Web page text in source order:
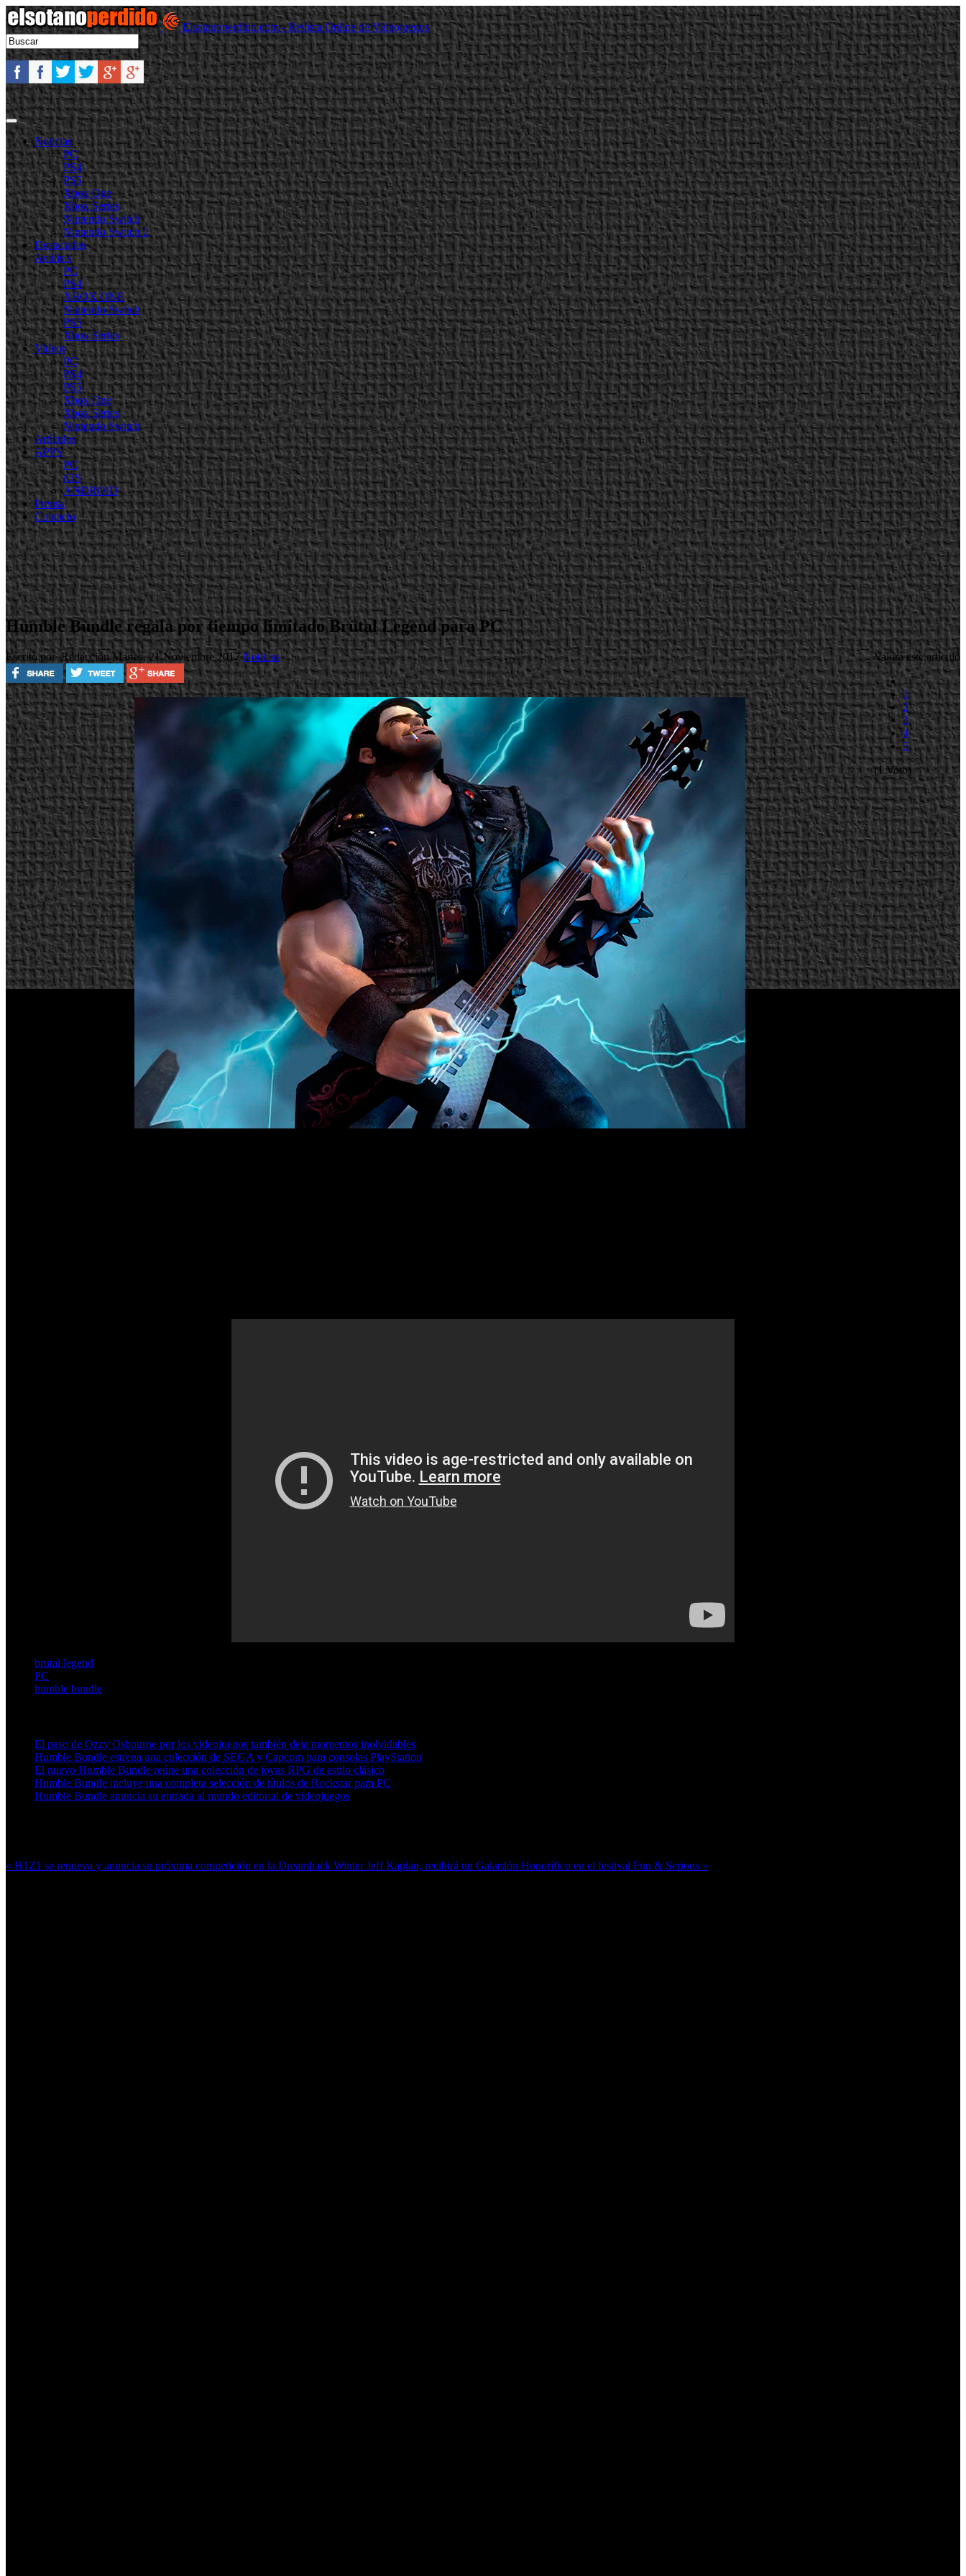
Elsotanoperdido.com - Revista Online de Videojuegos
Noticias
PC
PS4
PS5
Xbox One
Xbox Series
Nintendo Switch
Nintendo Switch 2
Destacadas
Análisis
PC
PS4
XBOX ONE
Nintendo Switch
PS5
Xbox Series
Videos
PC
PS4
PS5
Xbox One
Xbox Series
Nintendo Switch
Artículos
APPS
PC
iOS
ANDROID
Prensa
Contacto
Humble Bundle regala por tiempo limitado Brütal Legend para PC
Escrito por RedacciónMartes, 21 Noviembre 2017Noticias Valora este artículo
1
2
3
4
5
(1 Voto)
brutal legend
PC
humble bundle
El paso de Ozzy Osbourne por los videojuegos también deja momentos inolvidables
Humble Bundle estrena una colección de SEGA y Capcom para consolas PlayStation
El nuevo Humble Bundle reúne una colección de joyas RPG de estilo clásico
Humble Bundle incluye una completa selección de títulos de Rockstar para PC
Humble Bundle anuncia su entrada al mundo editorial de videojuegos
« H1Z1 se renueva y anuncia su próxima competición en la Dreamhack WinterJeff Kaplan, recibirá un Galardón Honorífico en el festival Fun & Serious »